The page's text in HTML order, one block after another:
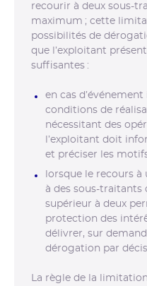
recourir à deux sous-
maximum ; cette
possibilités de
que l’exploitant
suffisantes :
en cas
conditions de
nécessitant des
l’exploitant doit
et préciser les
lorsque le recours
à des sous-
supérieur à deux
protection des
délivrer, sur
dérogation par
La règle de la